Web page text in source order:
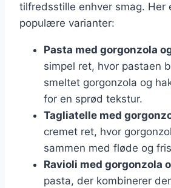
tilfredsstille enhver smag. Her
populære varianter:
Pasta med gorgonzola
simpel ret, hvor pastaen
smeltet gorgonzola og
for en sprød tekstur.
Tagliatelle med
cremet ret, hvor
sammen med fløde og
Ravioli med gorgonzola
pasta, der kombinerer